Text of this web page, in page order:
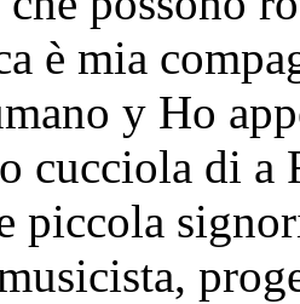
è mia
y Ho
cucciola di
piccola